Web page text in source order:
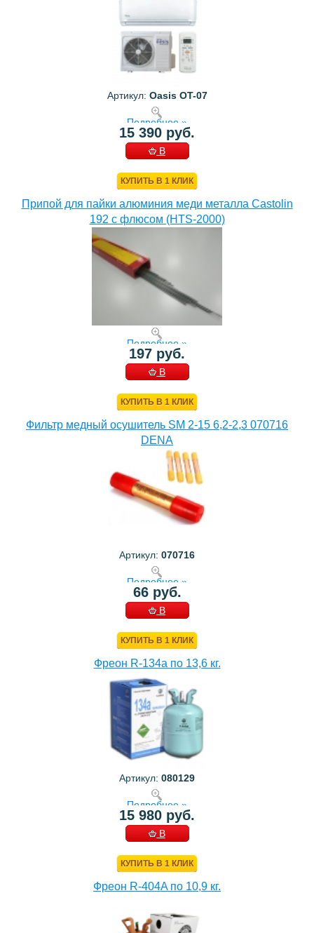
Артикул: Oasis OT-07
Подробнее »
15 390 руб.
В
КУПИТЬ В 1 КЛИК
Припой для пайки алюминия меди металла Castolin
192 с флюсом (HTS-2000)
Подробнее »
197 руб.
В
КУПИТЬ В 1 КЛИК
Фильтр медный осушитель SM 2-15 6,2-2,3 070716
DENA
Артикул: 070716
Подробнее »
66 руб.
В
КУПИТЬ В 1 КЛИК
Фреон R-134a по 13,6 кг.
Артикул: 080129
Подробнее »
15 980 руб.
В
КУПИТЬ В 1 КЛИК
Фреон R-404A по 10,9 кг.